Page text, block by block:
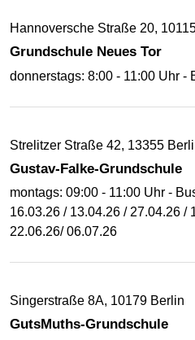
Hannoversche Straße 20,
Grundschule Neues Tor
donnerstags: 8:00 - 11:00 Uhr -
Strelitzer Straße 42, 13355
Gustav-Falke-Grundschule
montags: 09:00 - 11:00 Uhr -
16.03.26 / 13.04.26 / 27.04.26 /
22.06.26/ 06.07.26
Singerstraße 8A, 10179 Berlin
GutsMuths-Grundschule